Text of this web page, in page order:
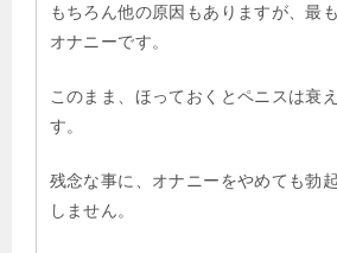
もちろん他の原因もありますが、最
オナニーです。
このまま、ほっておくとペニスは衰
す。
残念な事に、オナニーをやめても勃
しません。